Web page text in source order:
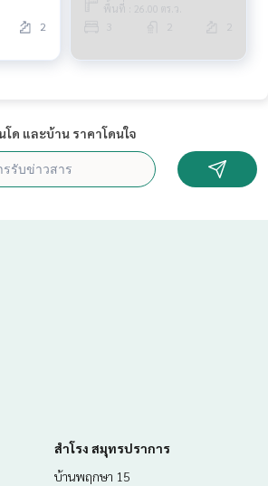
2
พื้นที่ : 26.00 ตร.ว.
ด และบ้าน ราคาโดนใจ
สำโรง สมุทรปราการ
บ้านพฤกษา 15